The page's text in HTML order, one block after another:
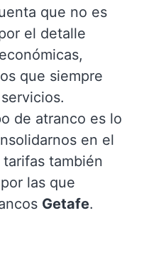
que no es
el detalle
que siempre
de atranco es lo
en el
también
las que
Getafe.